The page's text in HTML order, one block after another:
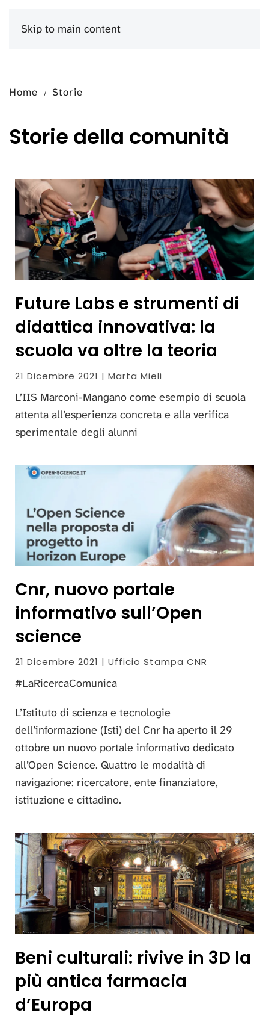
Skip to main content
Home Storie
Storie della comunità
Future Labs e strumenti di
didattica innovativa: la
scuola va oltre la teoria
21 Dicembre 2021 | Marta Mieli
L’IIS Marconi-Mangano come esempio di scuola
attenta all’esperienza concreta e alla verifica
sperimentale degli alunni
Cnr, nuovo portale
informativo sull’Open
science
21 Dicembre 2021 | Ufficio Stampa CNR
#LaRicercaComunica
L’Istituto di scienza e tecnologie
dell’informazione (Isti) del Cnr ha aperto il 29
ottobre un nuovo portale informativo dedicato
all’Open Science. Quattro le modalità di
navigazione: ricercatore, ente finanziatore,
istituzione e cittadino.
Beni culturali: rivive in 3D la
più antica farmacia
d’Europa